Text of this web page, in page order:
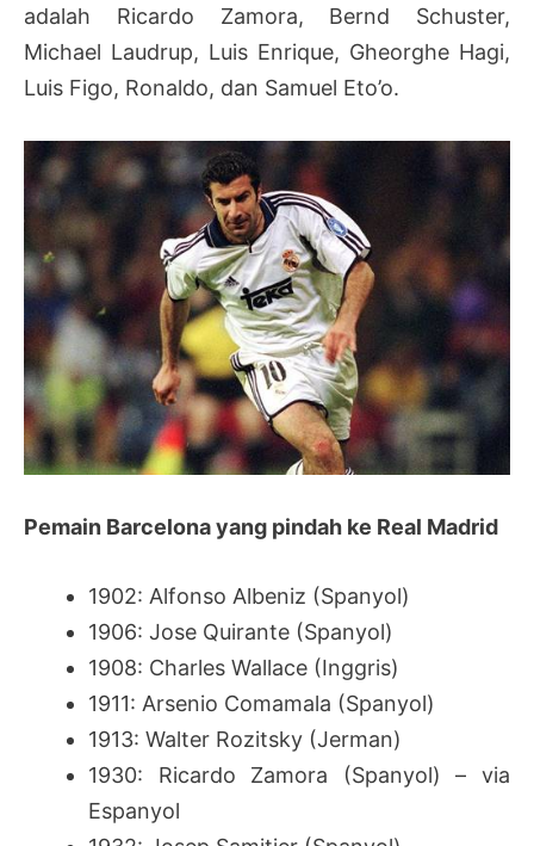
adalah Ricardo Zamora, Bernd Schuster,
Michael Laudrup, Luis Enrique, Gheorghe Hagi,
Luis Figo, Ronaldo, dan Samuel Eto’o.
Pemain Barcelona yang pindah ke Real Madrid
1902: Alfonso Albeniz (Spanyol)
1906: Jose Quirante (Spanyol)
1908: Charles Wallace (Inggris)
1911: Arsenio Comamala (Spanyol)
1913: Walter Rozitsky (Jerman)
1930: Ricardo Zamora (Spanyol) – via
Espanyol